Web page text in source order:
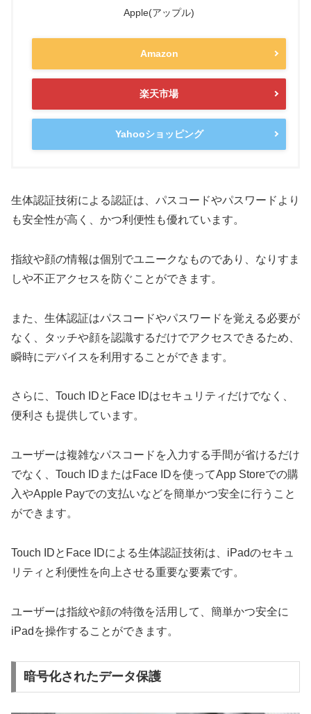
Apple(アップル)
Amazon
楽天市場
Yahooショッピング
生体認証技術による認証は、パスコードやパスワードより
も安全性が高く、かつ利便性も優れています。
指紋や顔の情報は個別でユニークなものであり、なりすま
しや不正アクセスを防ぐことができます。
また、生体認証はパスコードやパスワードを覚える必要が
なく、タッチや顔を認識するだけでアクセスできるため、
瞬時にデバイスを利用することができます。
さらに、Touch IDとFace IDはセキュリティだけでなく、
便利さも提供しています。
ユーザーは複雑なパスコードを入力する手間が省けるだけ
でなく、Touch IDまたはFace IDを使ってApp Storeでの購
入やApple Payでの支払いなどを簡単かつ安全に行うこと
ができます。
Touch IDとFace IDによる生体認証技術は、iPadのセキュ
リティと利便性を向上させる重要な要素です。
ユーザーは指紋や顔の特徴を活用して、簡単かつ安全に
iPadを操作することができます。
暗号化されたデータ保護